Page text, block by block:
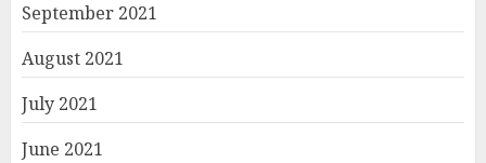
September 2021
August 2021
July 2021
June 2021